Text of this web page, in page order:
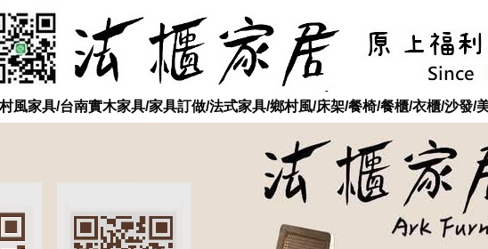
風家具/台南實木家具/家具訂做/法式家具/鄉村風/床架/餐椅/餐櫃/衣櫃/沙發/